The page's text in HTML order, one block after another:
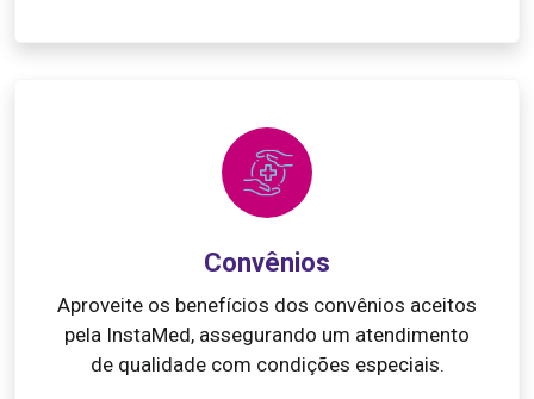
Convênios
Aproveite os benefícios dos convênios aceitos
pela InstaMed, assegurando um atendimento
de qualidade com condições especiais.